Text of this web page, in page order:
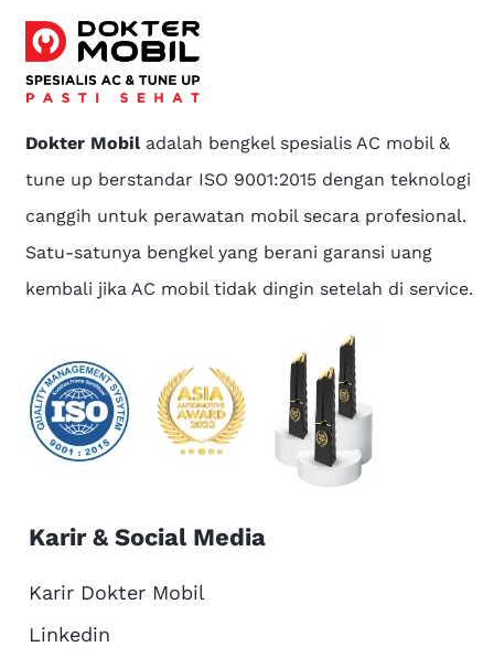
Dokter Mobiladalah bengkel spesialis AC mobil &
tune up berstandar ISO 9001:2015 dengan teknologi
canggih untuk perawatan mobil secara profesional.
Satu-satunya bengkel yang berani garansi uang
kembali jika AC mobil tidak dingin setelah di service.
Karir & Social Media
Karir Dokter Mobil
Linkedin